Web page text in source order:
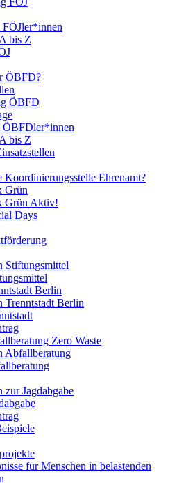
FÖJler*innen
bis Z
ÖBFD?
ÖBFD
ÖBFDler*innen
bis Z
Koordinierungsstelle Ehrenamt?
Grün
Grün Aktiv!
Days
Stiftungsmittel
Berlin
Trenntstadt Berlin
Zero Waste
Abfallberatung
zur Jagdabgabe
für Menschen in belastenden